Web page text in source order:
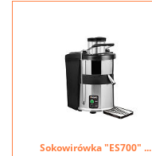
Sokowirówka "ES700" ...